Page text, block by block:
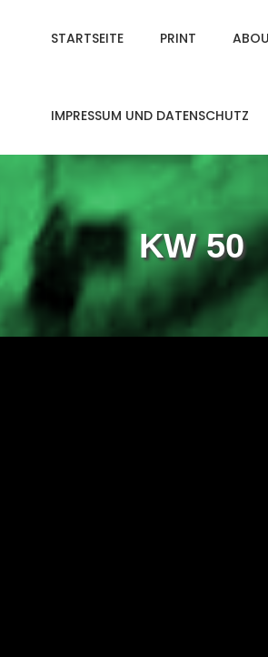
STARTSEITE PRINT
IMPRESSUM UND DATENSCHUTZ
KW 50